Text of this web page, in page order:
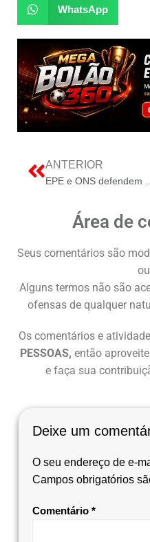
WhatsApp
ANTERIOR
Área de
Seus comentários são
Alguns termos não são
ofensas de qualquer
Os comentários e
PESSOAS, então
e faça sua
Deixe um
O seu endereço de e-
Campos obrigatórios
Comentário *